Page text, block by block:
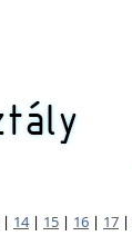
| 14| 15 | 16 | 17 |